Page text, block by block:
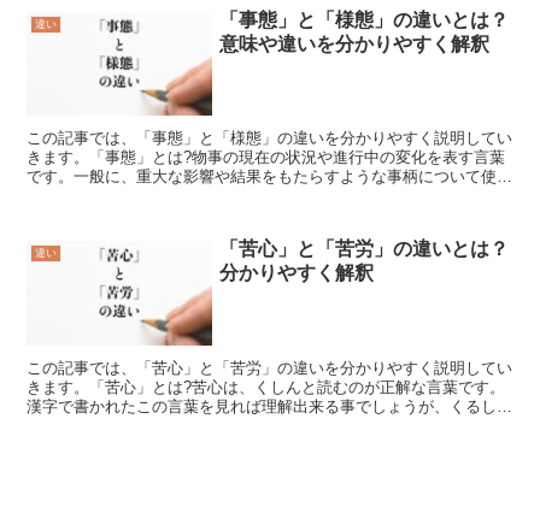
違い
「事態」と「様態」の違いとは？
意味や違いを分かりやすく解釈
この記事では、「事態」と「様態」の違いを分かりやすく説明してい
きます。「事態」とは?物事の現在の状況や進行中の変化を表す言葉
です。一般に、重大な影響や結果をもたらすような事柄について使わ
違い
「苦心」と「苦労」の違いとは？
分かりやすく解釈
この記事では、「苦心」と「苦労」の違いを分かりやすく説明してい
きます。「苦心」とは?苦心は、くしんと読むのが正解な言葉です。
漢字で書かれたこの言葉を見れば理解出来る事でしょうが、くるしい